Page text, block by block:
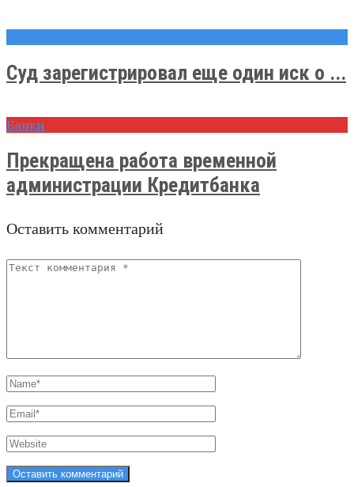
Суд зарегистрировал еще один иск о ...
Банки
Прекращена работа временной
администрации Кредитбанка
Оставить комментарий